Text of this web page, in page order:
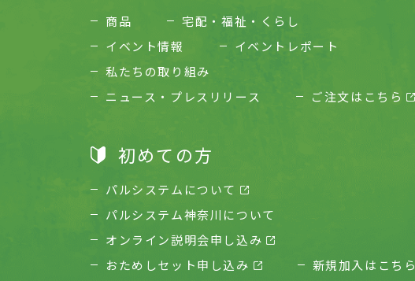
商品
宅配・福祉・くらし
イベント情報
イベントレポート
私たちの取り組み
ニュース・プレスリリース
ご注文はこちら
初めての方
パルシステムについて
パルシステム神奈川について
オンライン説明会申し込み
おためしセット申し込み
新規加入はこちら